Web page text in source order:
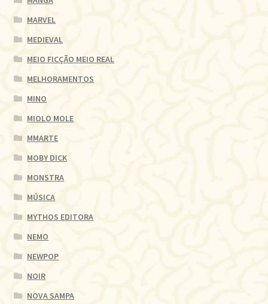
MARVEL
MEDIEVAL
MEIO FICÇÃO MEIO REAL
MELHORAMENTOS
MINO
MIOLO MOLE
MMARTE
MOBY DICK
MONSTRA
MÚSICA
MYTHOS EDITORA
NEMO
NEWPOP
NOIR
NOVA SAMPA